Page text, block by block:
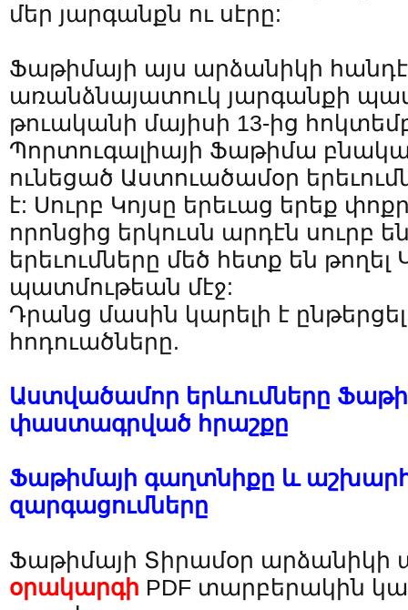
մեր յարգանքն ու սէրը:
Ֆաթիմայի այս արձանիկի
առանձնայատուկ յարգանքի
թուականի մայիսի 13-ից
Պորտուգալիայի Ֆաթիմա
ունեցած Աստուածամօր
է: Սուրբ Կոյսը երեւաց երեք
որոնցից երկուսն արդէն սուրբ
երեւումները մեծ հետք են
պատմութեան մէջ:
Դրանց մասին կարելի է ընթերցել
հոդուածները.
Աստվածամոր երևումները
փաստագրված հրաշքը
Ֆաթիմայի գաղտնիքը և
զարգացումները
Ֆաթիմայի Տիրամօր արձանիկի
օրակարգի PDF տարբերակին